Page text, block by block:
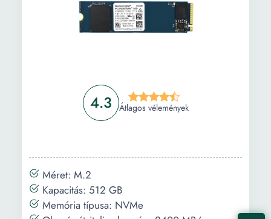
4.3 Átlagos vélemények
Méret: M.2
Kapacitás: 512 GB
Memória típusa: NVMe